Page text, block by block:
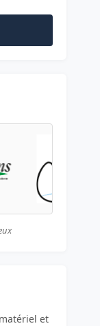
et